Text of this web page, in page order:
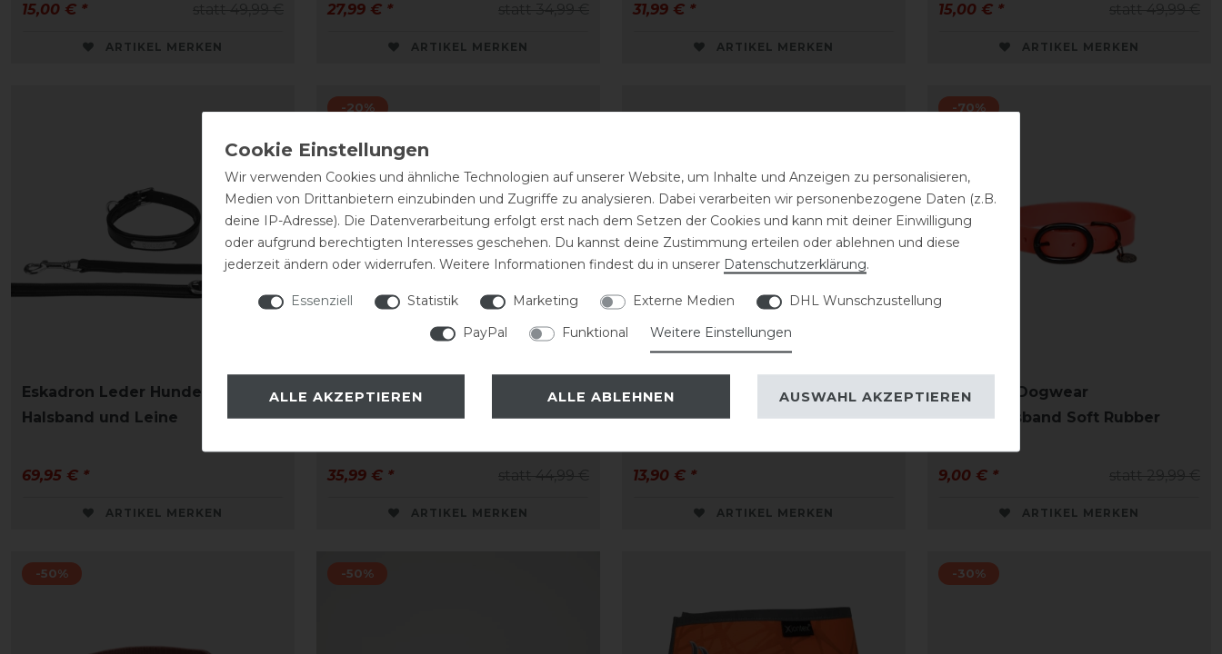
15,00 € *
ARTIKEL MERKEN
27,99 € *
ARTIKEL MERKEN
31,99 € *
ARTIKEL MERKEN
15,00 € *
ARTIKEL MERKEN
Eskadron Leder Hundeset
Halsband und Leine
69,95 € *
ARTIKEL MERKEN
-20%
Kentucky Dogwear Triangle
Hundehalsband
35,99 € *
ARTIKEL MERKEN
Back on Track Hundehalsband
Charlie
13,90 € *
ARTIKEL MERKEN
-70%
Kentucky Dogwear
Hundehalsband Soft Rubber
9,00 € *
ARTIKEL MERKEN
-50% -50% -30%
Wir verwenden Cookies und ähnliche Technologien auf unserer Website, um Inhalte und Anzeigen zu personalisieren,
Medien von Drittanbietern einzubinden und Zugriffe zu analysieren. Dabei verarbeiten wir personenbezogene Daten (z.B.
deine IP-Adresse). Die Datenverarbeitung erfolgt erst nach dem Setzen der Cookies und kann mit deiner Einwilligung
oder aufgrund berechtigten Interesses geschehen. Du kannst deine Zustimmung erteilen oder ablehnen und diese
jederzeit ändern oder widerrufen. Weitere Informationen findest du in unserer Daten­schutz­erklärung.
Essenziell Statistik Marketing Externe Medien
DHL Wunschzustellung
PayPal
Funktional Weitere Einstellungen
ALLE AKZEPTIEREN ALLE ABLEHNEN AUSWAHL AKZEPTIEREN